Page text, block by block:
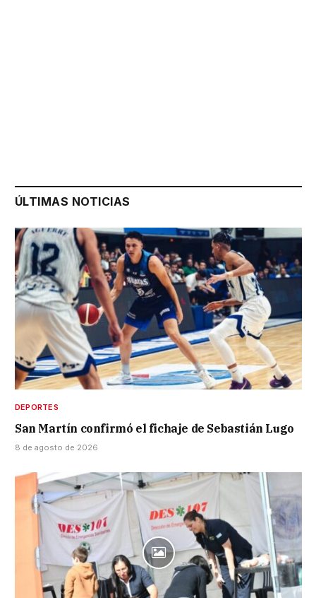
ÚLTIMAS NOTICIAS
DEPORTES
San Martín confirmó el fichaje de Sebastián Lugo
8 de agosto de 2026